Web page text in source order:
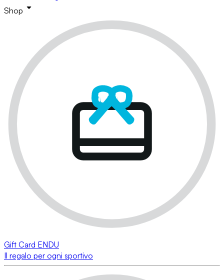
Shop
Gift Card ENDU
Il regalo per ogni sportivo